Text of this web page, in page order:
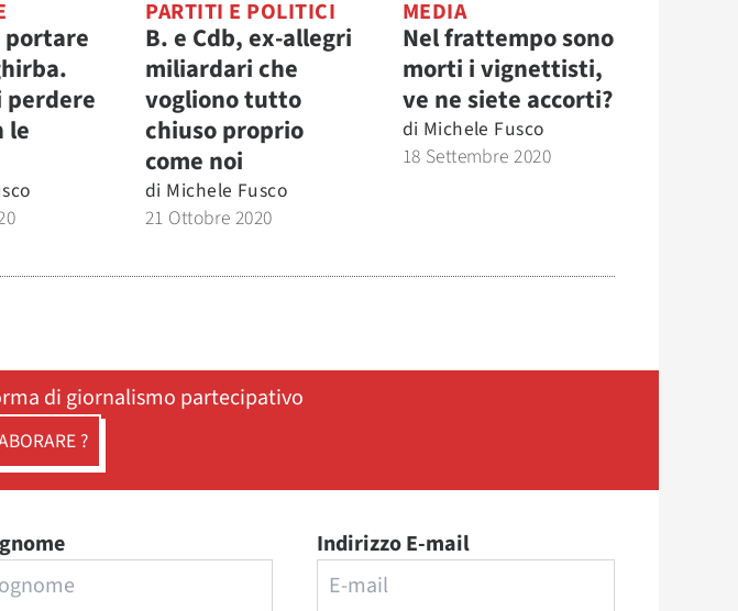
perdere
le
PARTITI E POLITICI
B. e Cdb, ex-allegri
miliardari che
vogliono tutto
chiuso proprio
come noi
di Michele Fusco
21 Ottobre 2020
MEDIA
Nel frattempo sono
morti i vignettisti,
ve ne siete accorti?
di Michele Fusco
18 Settembre 2020
di giornalismo partecipativo
?
Indirizzo E-mail